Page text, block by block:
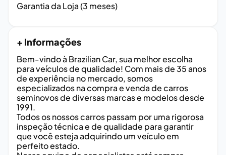
Garantia da Loja (3 meses)
+ Informações
Bem-vindo à Brazilian Car, sua melhor escolha
para veículos de qualidade! Com mais de 35 anos
de experiência no mercado, somos
especializados na compra e venda de carros
seminovos de diversas marcas e modelos desde
1991.
Todos os nossos carros passam por uma rigorosa
inspeção técnica e de qualidade para garantir
que você esteja adquirindo um veículo em
perfeito estado.